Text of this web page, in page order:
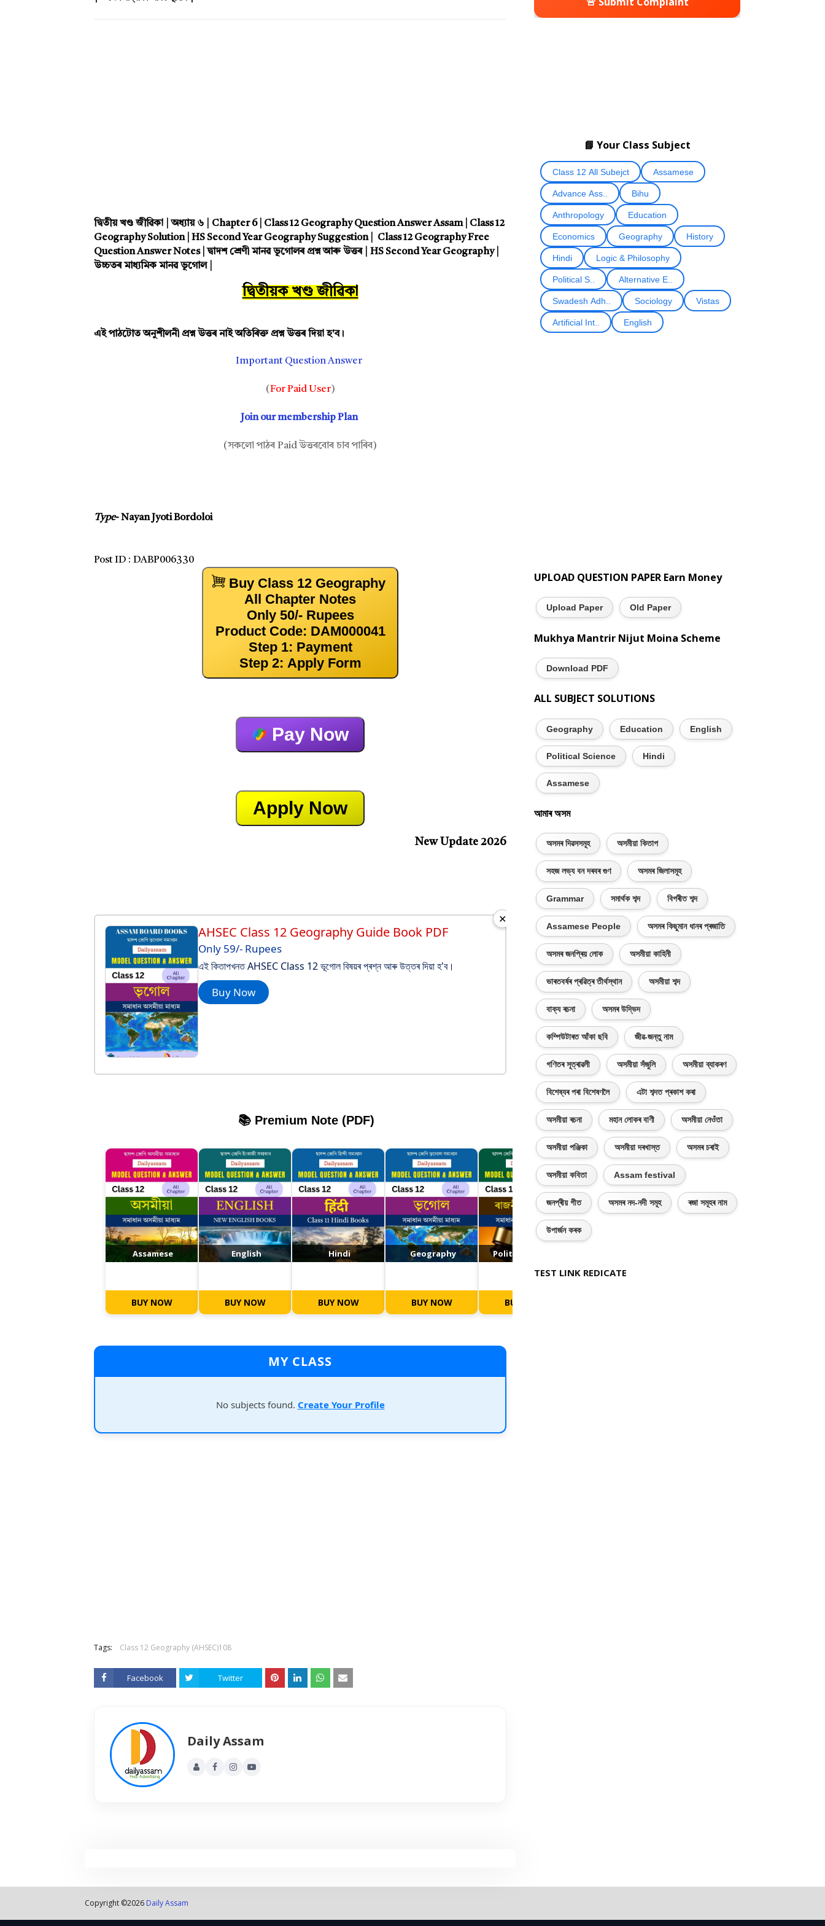
দ্বিতীয় খণ্ড জীৱিকা | অধ্যায় ৬ | Chapter 6 | Class 12 Geography Question Answer Assam | Class 12
Geography Solution | HS Second Year Geography Suggestion | Class 12 Geography Free
Question Answer Notes | দ্বাদশ শ্ৰেণী মানৱ ভূগোলৰ প্ৰশ্ন আৰু উত্তৰ | HS Second Year Geography |
উচ্চতৰ মাধ্যমিক মানৱ ভূগোল |
দ্বিতীয়ক খণ্ড জীৱিকা
এই পাঠটোত অনুশীলনী প্ৰশ্ন উত্তৰ নাই অতিৰিক্ত প্ৰশ্ন উত্তৰ দিয়া হ'ব।
Important Question Answer
(For Paid User)
Join our membership Plan
(সকলো পাঠৰ Paid উত্তৰবোৰ চাব পাৰিব)
Type- Nayan Jyoti Bordoloi
Post ID : DABP006330
Buy Class 12 Geography
All Chapter Notes
Only 50/- Rupees
Product Code: DAM000041
Step 1: Payment
Step 2: Apply Form
Pay Now
Apply Now
New Update 2026
AHSEC Class 12 Geography Guide Book PDF
Only 59/- Rupees
এই কিতাপখনত AHSEC Class 12 ভূগোল বিষয়ৰ প্ৰশ্ন আৰু উত্তৰ দিয়া হ'ব।
Buy Now
✕
📚 Premium Note (PDF)
Assamese
BUY NOW
English
BUY NOW
Hindi
BUY NOW
Geography
BUY NOW
Political Science
BUY NOW
MY CLASS
No subjects found. Create Your Profile
Tags: Class 12 Geography (AHSEC)108
Facebook Twitter
Daily Assam
📘 Your Class Subject
Class 12 All Subejct Assamese
Advance Ass.. Bihu
Anthropology Education
Economics Geography History
Hindi Logic & Philosophy
Political S.. Alternative E..
Swadesh Adh.. Sociology Vistas
Artificial Int.. English
UPLOAD QUESTION PAPER Earn Money
Upload Paper Old Paper
Mukhya Mantrir Nijut Moina Scheme
Download PDF
ALL SUBJECT SOLUTIONS
Geography Education English
Political Science Hindi
Assamese
আমাৰ অসম
অসমৰ দিৱসসমূহ অসমীয়া কিতাপ
সহজ লভ্য বন দৰবৰ গুণ অসমৰ জিলাসমূহ
Grammar সমাৰ্থক শব্দ বিপৰীত শব্দ
Assamese People অসমৰ কিছুমান ধানৰ প্ৰজাতি
অসমৰ জনপ্ৰিয় লোক অসমীয়া কাহিনী
ভাৰতবৰ্ষৰ প্ৰৱিত্ৰ তীৰ্থস্থান অসমীয়া শব্দ
বাক্য ৰচনা অসমৰ উদ্ভিদ
কম্পিউটাৰত আঁকা ছবি জীৱ-জন্তু নাম
গণিতৰ সূত্ৰাৱলী অসমীয়া সঁজুলি অসমীয়া ব্যাকৰণ
বিশেষ্যৰ পৰা বিশেষণলৈ এটা শব্দত প্ৰকাশ কৰা
অসমীয়া ৰচনা মহান লোকৰ বাণী অসমীয়া নেওঁতা
অসমীয়া পঞ্জিকা অসমীয়া দৰখাস্ত অসমৰ চৰাই
অসমীয়া কবিতা Assam festival
জনপ্ৰীয় গীত অসমৰ নদ-নদী সমূহ ৰজা সমূহৰ নাম
উপাৰ্জন কৰক
TEST LINK REDICATE
Copyright ©2026 Daily Assam